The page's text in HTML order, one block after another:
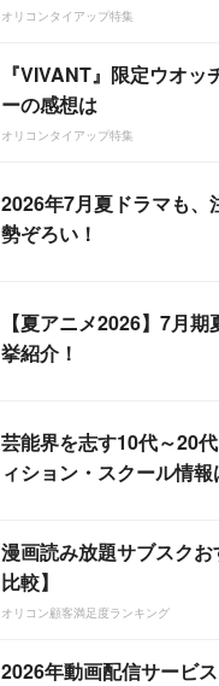
オリコンタイアップ特集
『VIVANT』限定ウオ
ーの感想は
オリコンタイアップ特集
2026年7月夏ドラマも、
勢ぞろい！
【夏アニメ2026】7月
挙紹介！
芸能界を志す10代～20
ィション・スクール情
漫画読み放題サブスク
比較】
オリコン顧客満足度ランキング
2026年動画配信サービ